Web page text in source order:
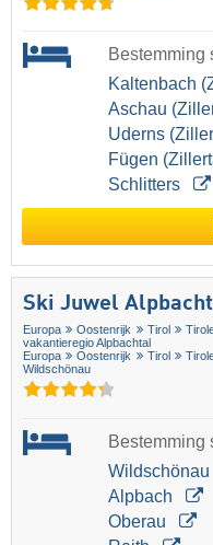
Bestemming
Kaltenbach
Aschau
Uderns
Fügen
Schlitters
Ski Juwel
Europa Oostenrijk Tirol
vakantieregio Alpbachtal
Europa
Oostenrijk Tirol
Wildschönau
Bestemming
Wildschönau
Alpbach
Oberau